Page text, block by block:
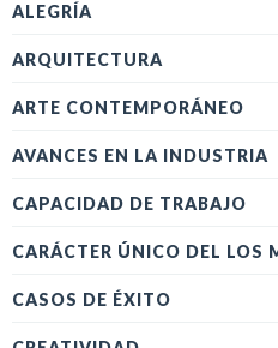
ALEGRÍA
ARQUITECTURA
ARTE CONTEMPORÁNEO
AVANCES EN LA INDUSTRIA
CAPACIDAD DE TRABAJO
CARÁCTER ÚNICO DEL LOS
CASOS DE ÉXITO